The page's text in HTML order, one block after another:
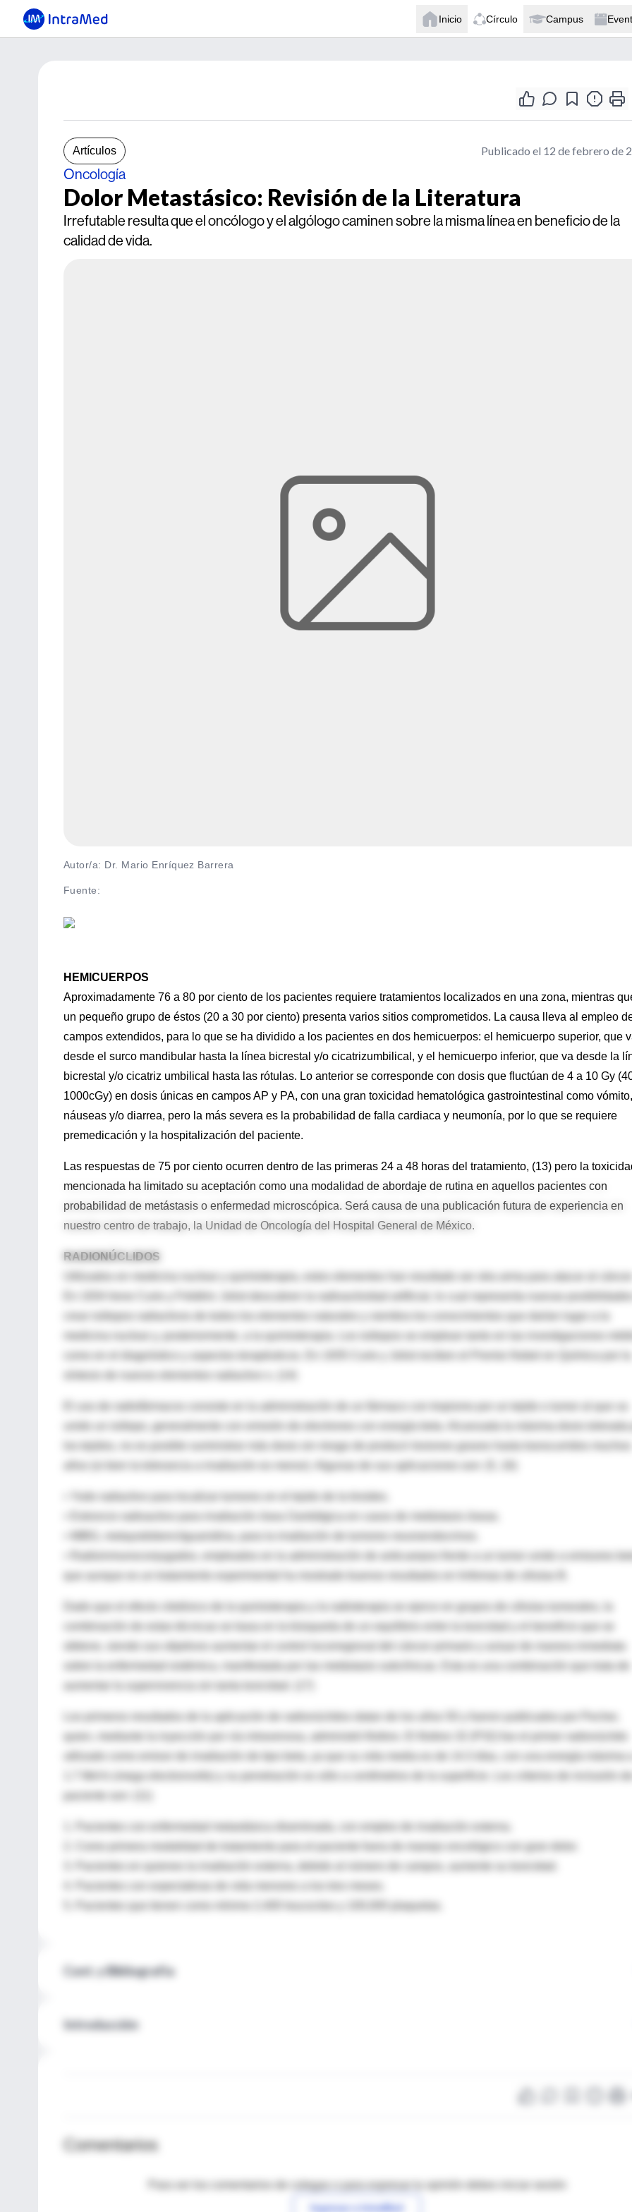
Inicio Círculo Campus
Artículos Publicado el 12 de febrero de
Oncología
Dolor Metastásico: Revisión de la Literatura
Irrefutable resulta que el oncólogo y el algólogo caminen sobre la misma línea en beneficio de la
calidad de vida.
Autor/a: Dr. Mario Enríquez Barrera
Fuente:
HEMICUERPOS
Aproximadamente 76 a 80 por ciento de los pacientes requiere tratamientos localizados en una zona, mientras
un pequeño grupo de éstos (20 a 30 por ciento) presenta varios sitios comprometidos. La causa lleva al empleo
campos extendidos, para lo que se ha dividido a los pacientes en dos hemicuerpos: el hemicuerpo superior, que
desde el surco mandibular hasta la línea bicrestal y/o cicatrizumbilical, y el hemicuerpo inferior, que va desde la
bicrestal y/o cicatriz umbilical hasta las rótulas. Lo anterior se corresponde con dosis que fluctúan de 4 a 10 Gy
1000cGy) en dosis únicas en campos AP y PA, con una gran toxicidad hematológica gastrointestinal como vómito,
náuseas y/o diarrea, pero la más severa es la probabilidad de falla cardiaca y neumonía, por lo que se requiere
premedicación y la hospitalización del paciente.
Las respuestas de 75 por ciento ocurren dentro de las primeras 24 a 48 horas del tratamiento, (13) pero la
mencionada ha limitado su aceptación como una modalidad de abordaje de rutina en aquellos pacientes con
probabilidad de metástasis o enfermedad microscópica. Será causa de una publicación futura de experiencia en
nuestro centro de trabajo, la Unidad de Oncología del Hospital General de México.
RADIONÚCLIDOS
Utilizados en medicina nuclear y quimioterapia, estos elementos han resultado ser otra arma para atacar al cáncer.
crear isótopos radiactivos de todos los elementos naturales y siembra los conocimientos que darían lugar a la
medicina nuclear y, posteriormente, a la quimioterapia. Los isótopos se emplean tanto en las investigaciones
como en el diagnóstico y aspectos terapéuticos. En 1935 Curie y Joliot reciben el Premio Nobel en Química por la
unido un isótopo, generalmente con emisión de electrones con energía beta. Alcanzada la máxima dosis tolerada
los tejidos, no es posible suministrar más dosis sin riesgo de producir lesiones graves hasta transcurridos muchos
años (si bien la tolerancia a irradiación es menor). Algunas de sus aplicaciones son: (5, 16)
• Estroncio radioactivo para irradiación ósea Üantiálgica en casos de metástasis óseas.
• MIBG, metayodobencilguanidina, para la irradiación de tumores neuroendocrinos.
• Radioinmunoconjugados, empleados en la administración de anticuerpos frente a un tumor unido a emisores
que aunque es un tratamiento experimental ha mostrado buenos resultados en linfomas de células B.
Dado que el efecto citotóxico de la quimioterapia y la radioterapia se ejerce en grupos de células tumorales, la
combinación de estas técnicas se basa en la búsqueda de un equilibrio entre la toxicidad y el beneficio que se
obtiene, siendo sus objetivos aumentar el control locorregional del cáncer primario y actuar de manera inmediata
aumentar la supervivencia sin tanta toxicidad. (17)
Los primeros resultados de la aplicación de radionúclidos datan de los años 50 y fueron publicados por Pecher,
utilizado como emisor de irradiación de tipo beta, ya que su vida media es de 14.3 días, con una energía máxima a
1.7 MeVs (mega electronvolts) y su penetración es sólo a centímetros de la superficie. Los criterios de inclusión de
2. Como primera modalidad de tratamiento para el paciente fuera de manejo oncológico con gran dolor.
3. Pacientes en quienes la irradiación externa, debido al número de campos, aumente su toxicidad.
5. Pacientes que tienen como mínimo 2,400 leucocitos y 100,000 plaquetas.
Cont. y Bibliografía
Introducción
Comentarios
Para ver los comentarios de colegas o para expresar tu opinión debes iniciar sesión
Ingresar a IntraMed